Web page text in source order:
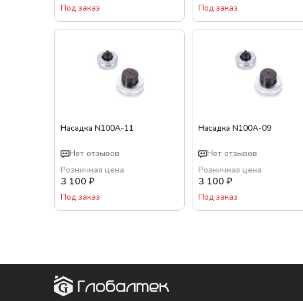
Под заказ Под заказ
Насадка N100A-11
Нет отзывов
Розничная цена
3 100 ₽
Под заказ
Насадка N100A-09
Нет отзывов
Розничная цена
3 100 ₽
Под заказ